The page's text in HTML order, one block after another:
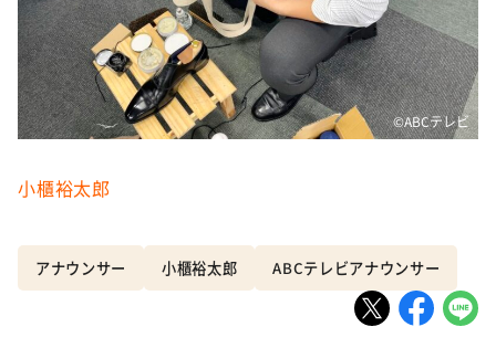
©️ABCテレビ
小櫃裕太郎
アナウンサー 小櫃裕太郎 ABCテレビアナウンサー